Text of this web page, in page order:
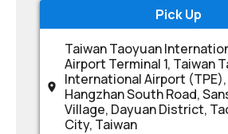
Pick Up
Taiwan Taoyuan
Airport Terminal 1, Taiwan
International Airport (TPE),
Hangzhan South Road,
Village, Dayuan District,
City, Taiwan